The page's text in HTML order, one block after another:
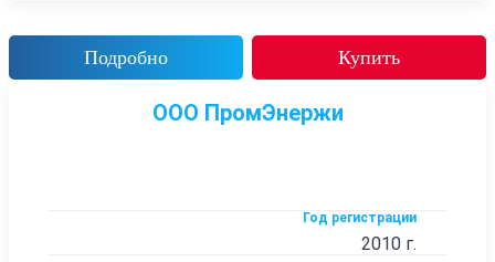
Подробно Купить
ООО ПромЭнержи
Год регистрации
2010 г.